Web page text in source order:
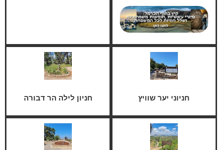
חניוני יער שוויץ חניון לילה הר דבורה